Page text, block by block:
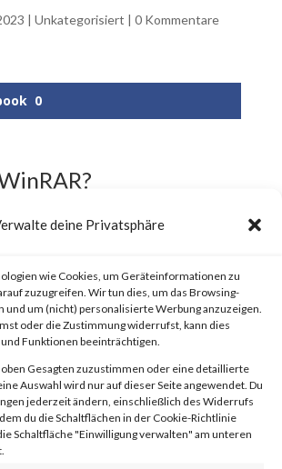
deine Privatsphäre
wie Cookies, um Geräteinformationen zu
zuzugreifen. Wir tun dies, um das Browsing-
und um (nicht) personalisierte Werbung anzuzeigen.
oder die Zustimmung widerrufst, kann dies
Funktionen beeinträchtigen.
Gesagten zuzustimmen oder eine detaillierte
Auswahl wird nur auf dieser Seite angewendet. Du
jederzeit ändern, einschließlich des Widerrufs
du die Schaltflächen in der Cookie-Richtlinie
Schaltfläche "Einwilligung verwalten" am unteren
| Unkategorisiert | 0 Kommentare
0
a popular utility tool
decompression
management.
Attack?
38831 is an